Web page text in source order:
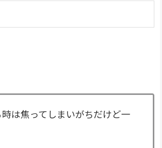
は焦ってしまいがちだけど一